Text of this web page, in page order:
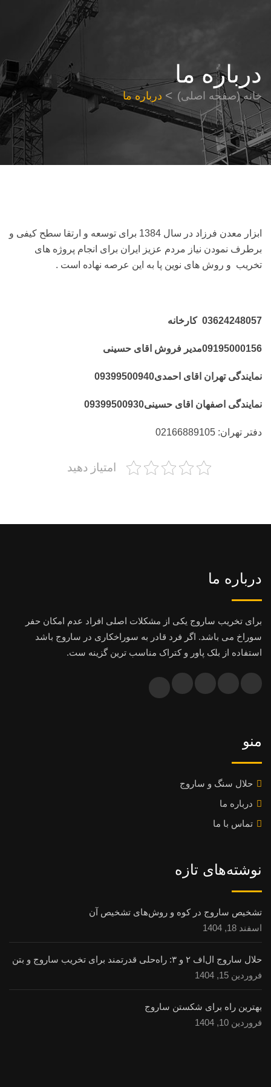
درباره ما
خانه (صفحه اصلی) درباره ما
ابزار معدن فرزاد در سال 1384 برای توسعه و ارتقا سطح کیفی و
برطرف نمودن نیاز مردم عزیز ایران برای انجام پروژه های
تخریب و روش های نوین پا به این عرصه نهاده است .
03624248057 کارخانه
09195000156مدیر فروش اقای حسینی
نمایندگی تهران اقای احمدی09399500940
نمایندگی اصفهان اقای حسینی09399500930
دفتر تهران: 02166889105
امتیاز دهید
درباره ما
برای تخریب ساروج یکی از مشکلات اصلی افراد عدم امکان حفر
سوراخ می باشد. اگر فرد قادر به سوراخکاری در ساروج باشد
استفاده از بلک پاور و کتراک مناسب ترین گزینه ست.
منو
حلال سنگ و ساروج
درباره ما
تماس با ما
نوشته‌های تازه
تشخیص ساروج در کوه و روش‌های تشخیص آن
اسفند 18, 1404
حلال ساروج ال‌اف ۲ و ۳: راه‌حلی قدرتمند برای تخریب ساروج و بتن
فروردین 15, 1404
بهترین راه برای شکستن ساروج
فروردین 10, 1404